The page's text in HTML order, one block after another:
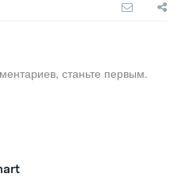
станьте первым.